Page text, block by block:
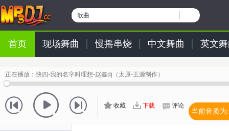
歌曲
首页 现场舞曲 慢摇串烧 中文舞曲 英文
正在播放： 快四-我的名字叫理想-赵鑫dj（太原-王源制作）
收藏 下载 评论
当前音质为: